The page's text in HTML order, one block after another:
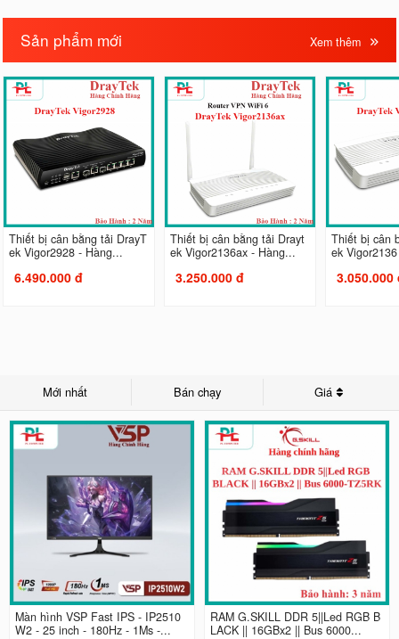
Sản phẩm mới Xem thêm
Thiết bị cân bằng tải DrayT
ek Vigor2928 - Hàng...
6.490.000 đ
Thiết bị cân bằng tải Drayt
ek Vigor2136ax - Hàng...
3.250.000 đ
Thiết bị cân
ek
3.050.000
Mới nhất Bán chạy Giá
Màn hình VSP Fast IPS - IP2510
W2 - 25 inch - 180Hz - 1Ms -...
RAM G.SKILL DDR 5||Led RGB B
LACK || 16GBx2 || Bus 6000...